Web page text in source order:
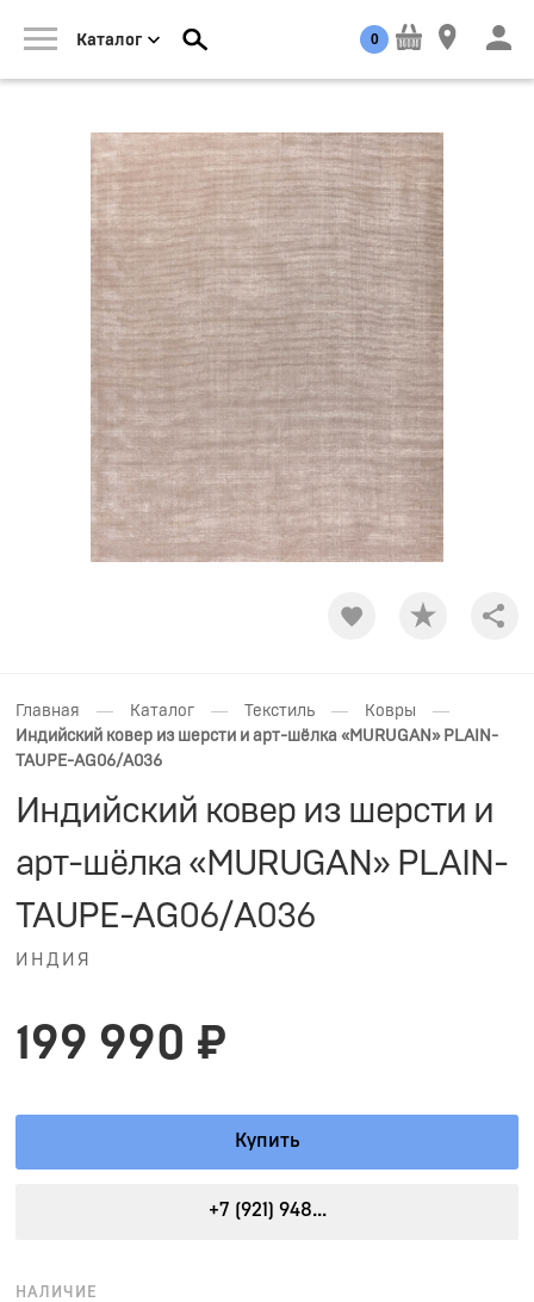
Каталог 0
Главная — Каталог — Текстиль — Ковры —
Индийский ковер из шерсти и арт-шёлка «MURUGAN» PLAIN-
TAUPE-AG06/A036
Индийский ковер из шерсти и
арт-шёлка «MURUGAN» PLAIN-
TAUPE-AG06/A036
ИНДИЯ
199 990 ₽
Купить
+7 (921) 948...
НАЛИЧИЕ